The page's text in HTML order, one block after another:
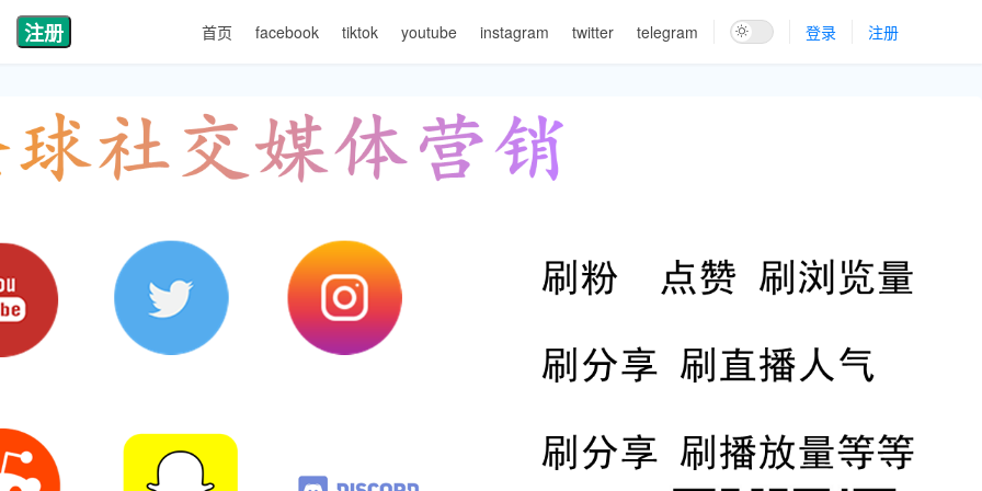
注册 首页 facebook tiktok youtube instagram twitter telegram 登录 注册